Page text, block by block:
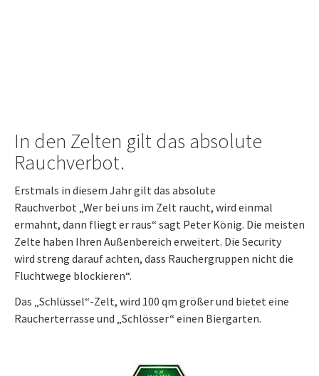
In den Zelten gilt das absolute
Rauchverbot.
Erstmals in diesem Jahr gilt das absolute
Rauchverbot „Wer bei uns im Zelt raucht, wird einmal
ermahnt, dann fliegt er raus“ sagt Peter König. Die meisten
Zelte haben Ihren Außenbereich erweitert. Die Security
wird streng darauf achten, dass Rauchergruppen nicht die
Fluchtwege blockieren“.
Das „Schlüssel“-Zelt, wird 100 qm größer und bietet eine
Raucherterrasse und „Schlösser“ einen Biergarten.